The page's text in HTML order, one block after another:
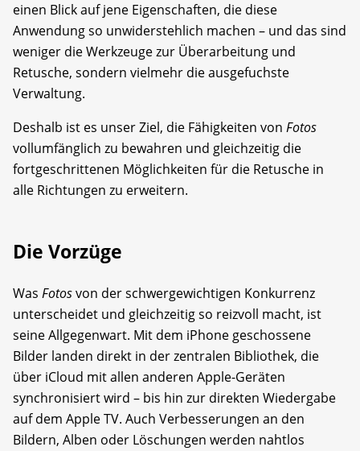
einen Blick auf jene Eigenschaften, die diese
Anwendung so unwiderstehlich machen – und das sind
weniger die Werkzeuge zur Überarbeitung und
Retusche, sondern vielmehr die ausgefuchste
Verwaltung.
Deshalb ist es unser Ziel, die Fähigkeiten von Fotos
vollumfänglich zu bewahren und gleichzeitig die
fortgeschrittenen Möglichkeiten für die Retusche in
alle Richtungen zu erweitern.
Die Vorzüge
Was Fotosvon der schwergewichtigen Konkurrenz
unterscheidet und gleichzeitig so reizvoll macht, ist
seine Allgegenwart. Mit dem iPhone geschossene
Bilder landen direkt in der zentralen Bibliothek, die
über iCloud mit allen anderen Apple-Geräten
synchronisiert wird – bis hin zur direkten Wiedergabe
auf dem Apple TV. Auch Verbesserungen an den
Bildern, Alben oder Löschungen werden nahtlos